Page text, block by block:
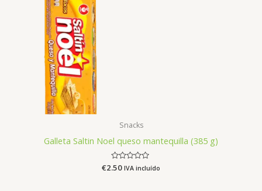
Snacks
Galleta Saltin Noel queso mantequilla (385 g)
Avaliação
0
€2.50 IVA incluído